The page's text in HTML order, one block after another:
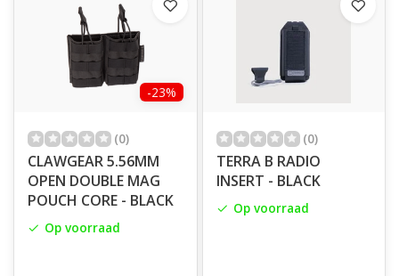
-23%
(0)
CLAWGEAR 5.56MM
OPEN DOUBLE MAG
POUCH CORE - BLACK
Op voorraad
(0)
TERRA B RADIO
INSERT - BLACK
Op voorraad